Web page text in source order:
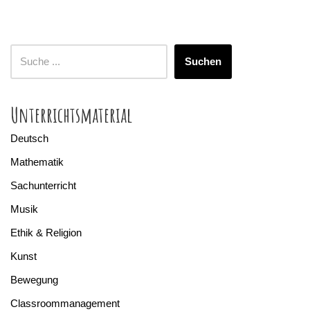
Suchen
Unterrichtsmaterial
Deutsch
Mathematik
Sachunterricht
Musik
Ethik & Religion
Kunst
Bewegung
Classroommanagement